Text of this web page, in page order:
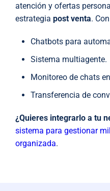
atención y ofertas
estrategia post venta.
Chatbots para
Sistema multiagente.
Monitoreo de chats
Transferencia de
¿Quieres integrarlo a tu
sistema para gestionar
organizada.